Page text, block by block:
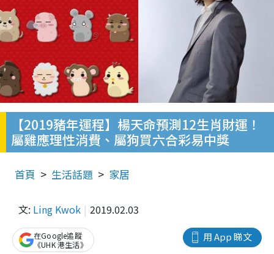
【2019豬年運程】楊天命預測12生肖財運！
屬雞應理性消費、屬狗買六合彩易中獎
首頁 生活話題 家居
文: Ling Kwok 2019.02.03
用 App 睇文
在Google追蹤
《UHK 港生活》